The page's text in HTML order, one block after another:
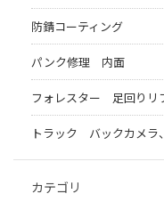
防錆コーティング
パンク修理 内面
フォレスター 足回りリ
トラック バックカメラ
カテゴリ